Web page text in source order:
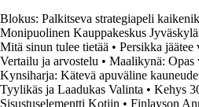
Blokus: Palkitseva strategiapeli
Monipuolinen Kauppakeskus
Mitä sinun tulee tietää • Persikka jäätee
Vertailu ja arvostelu • Maalikynä: Opas
Kynsiharja: Kätevä apuväline
Tyylikäs ja Laadukas Valinta • Kehys
Sisustuselementti Kotiin • Finlayson